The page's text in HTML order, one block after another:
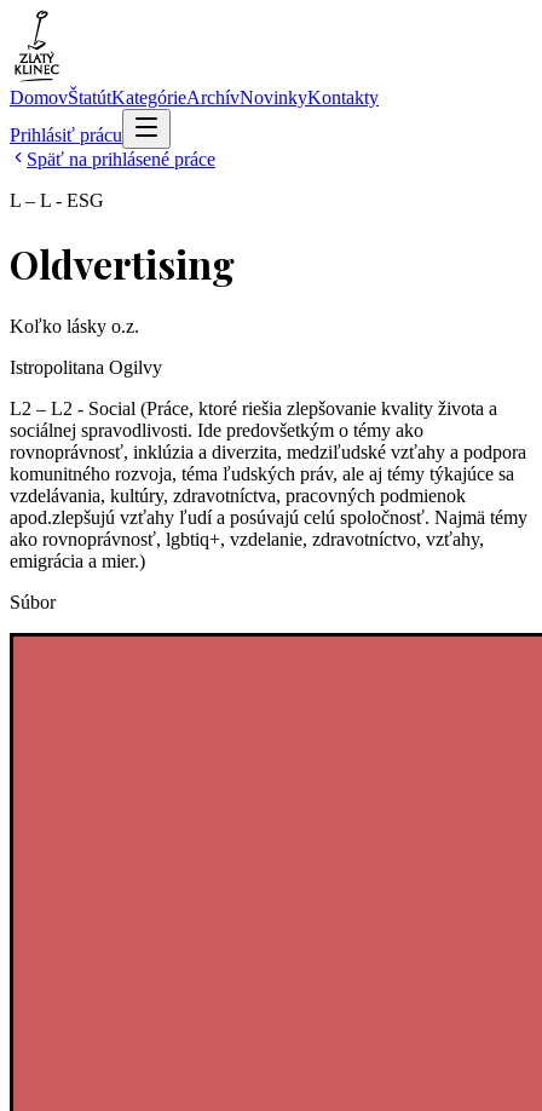
DomovŠtatútKategórieArchívNovinkyKontakty
Prihlásiť prácu
Späť na prihlásené práce
L – L - ESG
Oldvertising
Koľko lásky o.z.
Istropolitana Ogilvy
L2 – L2 - Social (Práce, ktoré riešia zlepšovanie kvality života a
sociálnej spravodlivosti. Ide predovšetkým o témy ako
rovnoprávnosť, inklúzia a diverzita, medziľudské vzťahy a podpora
komunitného rozvoja, téma ľudských práv, ale aj témy týkajúce sa
vzdelávania, kultúry, zdravotníctva, pracovných podmienok
apod.zlepšujú vzťahy ľudí a posúvajú celú spoločnosť. Najmä témy
ako rovnoprávnosť, lgbtiq+, vzdelanie, zdravotníctvo, vzťahy,
emigrácia a mier.)
Súbor